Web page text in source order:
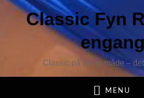
Classic Fyn
engang
Classic på en ny måde –
MENU